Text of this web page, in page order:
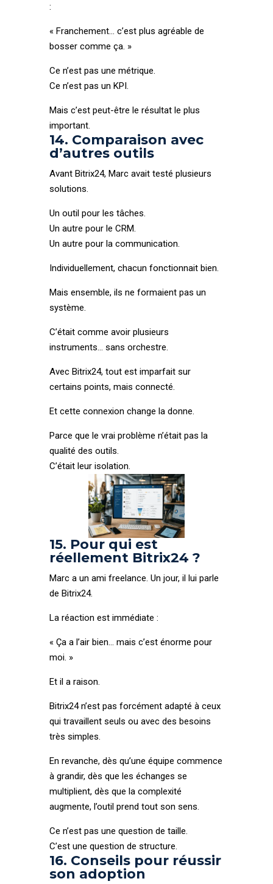
:
« Franchement… c’est plus agréable de
bosser comme ça. »
Ce n’est pas une métrique.
Ce n’est pas un KPI.
Mais c’est peut-être le résultat le plus
important.
14. Comparaison avec
d’autres outils
Avant Bitrix24, Marc avait testé plusieurs
solutions.
Un outil pour les tâches.
Un autre pour le CRM.
Un autre pour la communication.
Individuellement, chacun fonctionnait bien.
Mais ensemble, ils ne formaient pas un
système.
C’était comme avoir plusieurs
instruments… sans orchestre.
Avec Bitrix24, tout est imparfait sur
certains points, mais connecté.
Et cette connexion change la donne.
Parce que le vrai problème n’était pas la
qualité des outils.
C’était leur isolation.
15. Pour qui est
réellement Bitrix24 ?
Marc a un ami freelance. Un jour, il lui parle
de Bitrix24.
La réaction est immédiate :
« Ça a l’air bien… mais c’est énorme pour
moi. »
Et il a raison.
Bitrix24 n’est pas forcément adapté à ceux
qui travaillent seuls ou avec des besoins
très simples.
En revanche, dès qu’une équipe commence
à grandir, dès que les échanges se
multiplient, dès que la complexité
augmente, l’outil prend tout son sens.
Ce n’est pas une question de taille.
C’est une question de structure.
16. Conseils pour réussir
son adoption